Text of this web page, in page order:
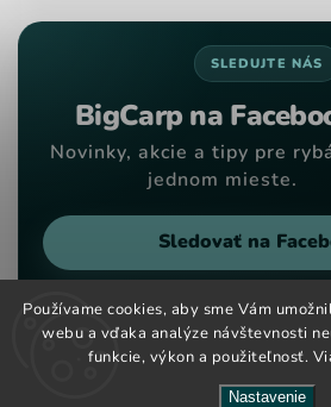
Používame cookies, aby sme Vám
webu a vďaka analýze návštevnosti
funkcie, výkon a použiteľnosť.
Nastavenie
SLEDUJTE NÁS
BigCarp na
Novinky, akcie a tipy pre
jednom mieste.
Sledovať na
Copyright 2026Big Carp.
VytvořilShoptet| Design